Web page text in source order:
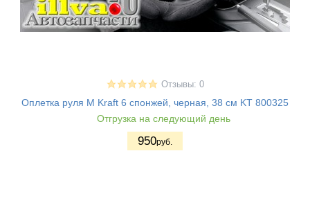
Отзывы: 0
Оплетка руля М Kraft 6 спонжей, черная, 38 см KT 800325
Отгрузка на следующий день
950руб.